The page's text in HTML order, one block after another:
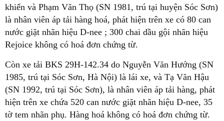
khiển và Phạm Văn Thọ (SN 1981, trú tại huyện Sóc Sơn)
là nhân viên áp tải hàng hoá, phát hiện trên xe có 80 can
nước giặt nhãn hiệu D-nee ; 300 chai dầu gội nhãn hiệu
Rejoice không có hoá đơn chứng từ.
Còn xe tải BKS 29H-142.34 do Nguyễn Văn Hướng (SN
1985, trú tại Sóc Sơn, Hà Nội) là lái xe, và Tạ Văn Hậu
(SN 1992, trú tại Sóc Sơn), là nhân viên áp tải hàng, phát
hiện trên xe chứa 520 can nước giặt nhãn hiệu D-nee, 35
tờ tem nhãn phụ. Hàng hoá không có hoá đơn chứng từ.